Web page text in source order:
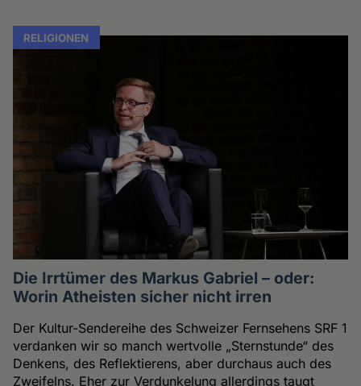
RELIGIONEN
Die Irrtümer des Markus Gabriel – oder:
Worin Atheisten sicher nicht irren
Der Kultur-Sendereihe des Schweizer Fernsehens SRF 1
verdanken wir so manch wertvolle „Sternstunde“ des
Denkens, des Reflektierens, aber durchaus auch des
Zweifelns. Eher zur Verdunkelung allerdings taugt